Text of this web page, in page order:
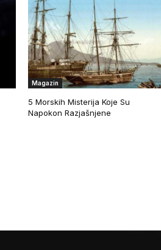
Magazin
5 Morskih Misterija Koje Su
Napokon Razjašnjene